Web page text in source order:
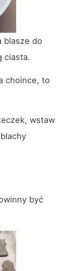
blasze do
ciasta.
choince, to
wstaw
być